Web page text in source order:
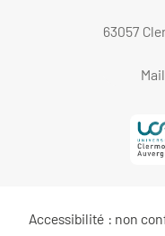
63057
Accessibilité : non